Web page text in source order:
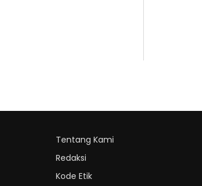
Tentang Kami
Redaksi
Kode Etik